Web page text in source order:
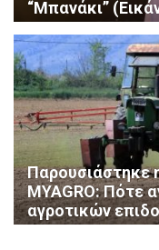
“Μπανάκι”
Παρουσιάστηκε
MYAGRO: Πότε
αγροτικών